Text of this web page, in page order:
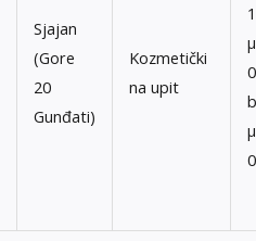
Sjajan
(Gore
20
Gunđati)
Kozmetički
na upit